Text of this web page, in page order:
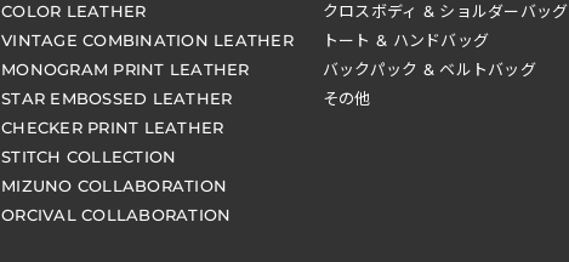
COLOR LEATHER
VINTAGE COMBINATION LEATHER
MONOGRAM PRINT LEATHER
STAR EMBOSSED LEATHER
CHECKER PRINT LEATHER
STITCH COLLECTION
MIZUNO COLLABORATION
ORCIVAL COLLABORATION
クロスボディ & ショルダーバッグ
トート & ハンドバッグ
バックパック & ベルトバッグ
その他